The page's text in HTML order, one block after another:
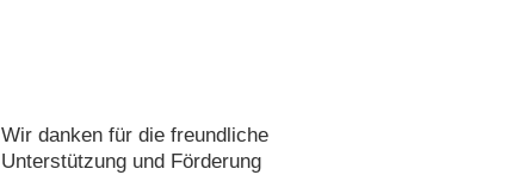
Wir danken für die freundliche
Unterstützung und Förderung